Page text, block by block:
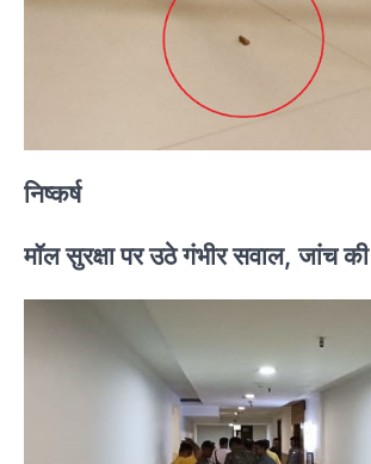
निष्कर्ष
मॉल सुरक्षा पर उठे गंभीर सवाल, जांच